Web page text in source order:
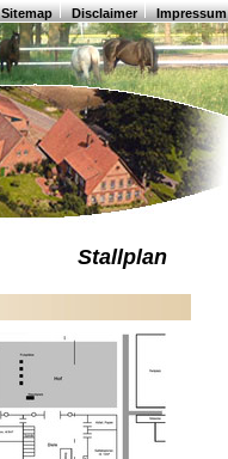
Sitemap Disclaimer Impressum
Stallplan